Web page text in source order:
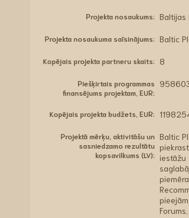
Projekta nosaukums: Baltijas
Projekta nosaukuma saīsinājums: Baltic
Kopējais projekta partneru skaits: 8
Piešķirtais programmas
finansējums projektam, EUR:
Kopējais projekta budžets, EUR:
Projektā mērķu, aktivitāšu un
sasniedzamo rezultātu
kopsavilkums (LV):
Baltic
iestāžu